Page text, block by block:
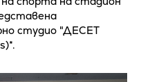
студио "ДЕСЕТ